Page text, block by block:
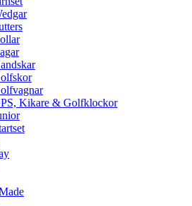
Kikare & Golfklockor